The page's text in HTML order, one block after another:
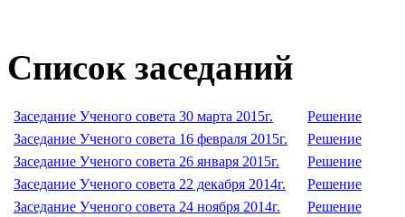
Список заседаний
Заседание Ученого совета 30 марта 2015г.
Решение
Заседание Ученого совета 16 февраля 2015г.
Решение
Заседание Ученого совета 26 января 2015г.
Решение
Заседание Ученого совета 22 декабря 2014г.
Решение
Заседание Ученого совета 24 ноября 2014г.
Решение